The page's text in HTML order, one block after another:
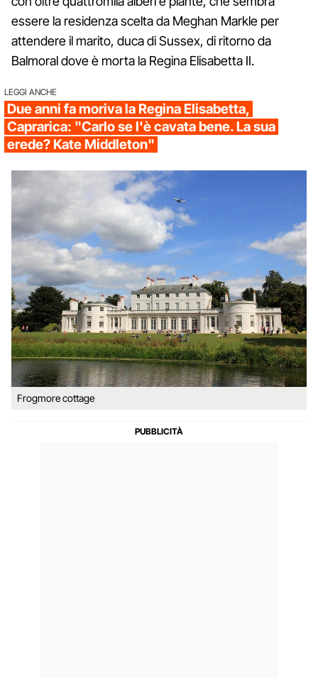
essere la residenza scelta da Meghan Markle per
attendere il marito, duca di Sussex, di ritorno da
Balmoral dove è morta la Regina Elisabetta II.
LEGGI ANCHE
Due anni fa moriva la Regina Elisabetta,
Caprarica: "Carlo se l'è cavata bene. La sua
erede? Kate Middleton"
Frogmore cottage